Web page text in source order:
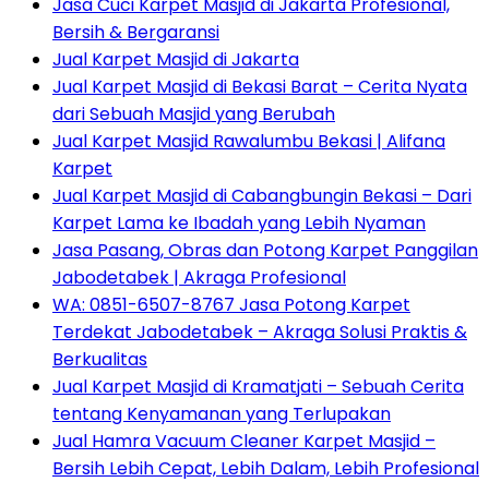
Bersih & Bergaransi
Jual Karpet Masjid di Jakarta
Jual Karpet Masjid di Bekasi Barat – Cerita Nyata
dari Sebuah Masjid yang Berubah
Jual Karpet Masjid Rawalumbu Bekasi | Alifana
Karpet
Jual Karpet Masjid di Cabangbungin Bekasi – Dari
Karpet Lama ke Ibadah yang Lebih Nyaman
Jasa Pasang, Obras dan Potong Karpet Panggilan
Jabodetabek | Akraga Profesional
WA: 0851-6507-8767 Jasa Potong Karpet
Terdekat Jabodetabek – Akraga Solusi Praktis &
Berkualitas
Jual Karpet Masjid di Kramatjati – Sebuah Cerita
tentang Kenyamanan yang Terlupakan
Jual Hamra Vacuum Cleaner Karpet Masjid –
Bersih Lebih Cepat, Lebih Dalam, Lebih Profesional